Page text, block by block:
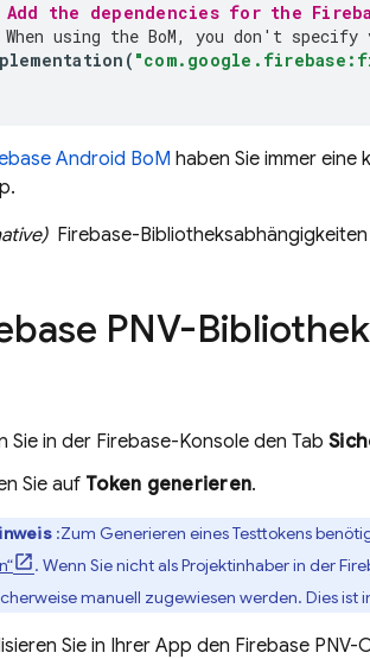
the dependencies for the
using the BoM, you don't specify
(
Android BoM haben Sie immer
Firebase-Bibliotheksabhängigkeiten
PNV-
Sie in der Firebase-Konsole den Tab
Sie auf Token generieren.
:Zum Generieren eines Testtokens
. Wenn Sie nicht als Projektinhaber in der
manuell zugewiesen werden. Dies ist
Sie in Ihrer App den Firebase PNV-